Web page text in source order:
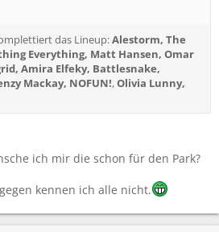
das Lineup:Alestorm, The
Everything, Matt Hansen, Omar
Amira Elfeky, Battlesnake,
Mackay, NOFUN!,Olivia Lunny,
ich mir die schon für den Park?
kennen ich alle nicht.